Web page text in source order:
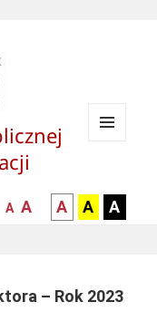
normalna
A
większa-
czcionka
A
kontrast
czarny
tle
A
kontrast
czarny
tle
A
żółty
tle
A
– Rok 2023